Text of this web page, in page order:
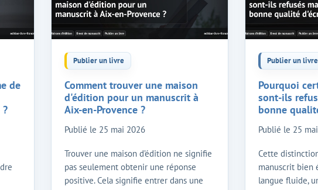
de
Publier un livre
Comment trouver une maison
d'édition pour un manuscrit à
Aix-en-Provence ?
Publié le 25 mai 2026
Trouver une maison d’édition ne signifie
pas seulement obtenir une réponse
positive. Cela signifie entrer dans une
Publier un livre
Pourquoi
sont-ils
bonne
Publié le 25
Cette
manuscrit bien
langue fluide,